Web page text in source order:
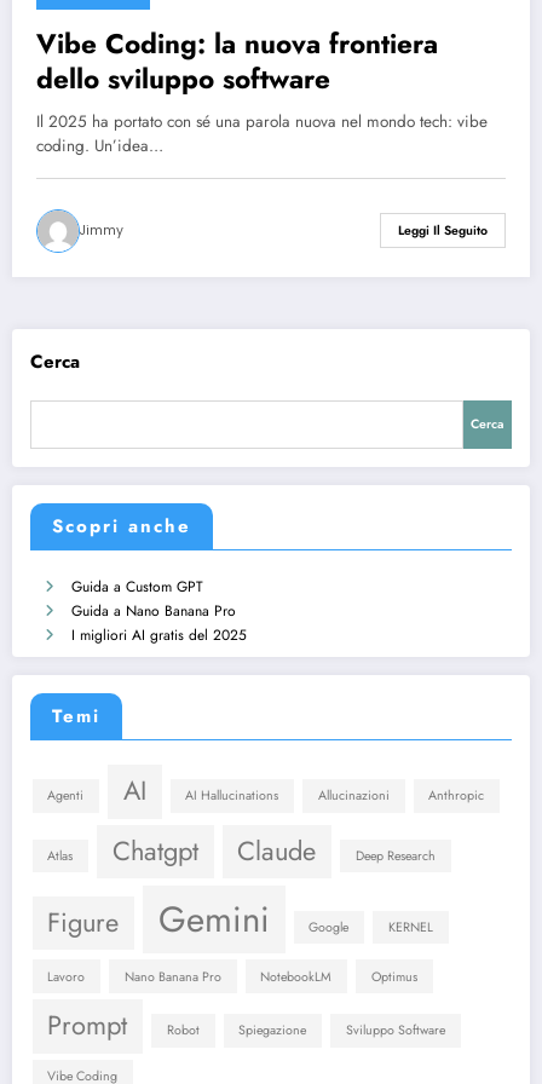
Vibe Coding: la nuova frontiera
dello sviluppo software
Il 2025 ha portato con sé una parola nuova nel mondo tech: vibe
coding. Un’idea…
Jimmy Leggi Il Seguito
Cerca
Cerca
Scopri anche
Guida a Custom GPT
Guida a Nano Banana Pro
I migliori AI gratis del 2025
Temi
Agenti AI AI Hallucinations Allucinazioni Anthropic
Atlas Chatgpt Claude Deep Research
Figure Gemini Google KERNEL
Lavoro Nano Banana Pro NotebookLM Optimus
Prompt Robot Spiegazione Sviluppo Software
Vibe Coding